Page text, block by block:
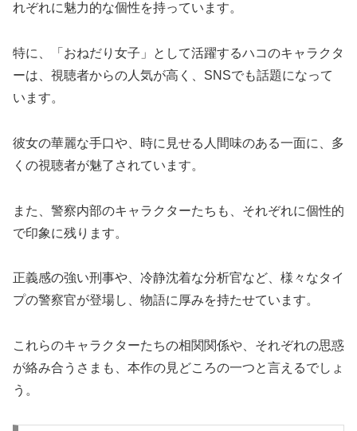
れぞれに魅力的な個性を持っています。
特に、「おねだり女子」として活躍するハコのキャラクタ
ーは、視聴者からの人気が高く、SNSでも話題になって
います。
彼女の華麗な手口や、時に見せる人間味のある一面に、多
くの視聴者が魅了されています。
また、警察内部のキャラクターたちも、それぞれに個性的
で印象に残ります。
正義感の強い刑事や、冷静沈着な分析官など、様々なタイ
プの警察官が登場し、物語に厚みを持たせています。
これらのキャラクターたちの相関関係や、それぞれの思惑
が絡み合うさまも、本作の見どころの一つと言えるでしょ
う。